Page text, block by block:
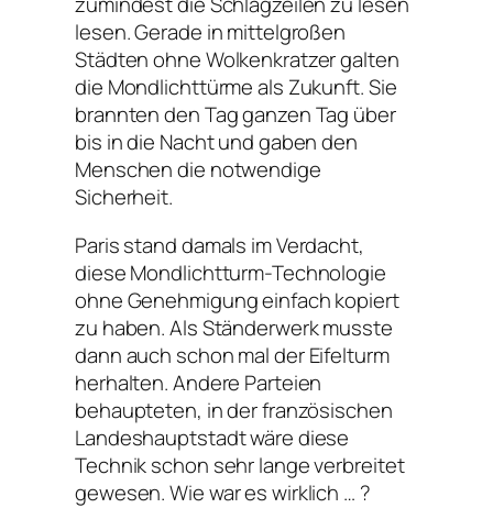
lesen. Gerade in mittelgroßen
Städten ohne Wolkenkratzer galten
die Mondlichttürme als Zukunft. Sie
brannten den Tag ganzen Tag über
bis in die Nacht und gaben den
Menschen die notwendige
Sicherheit.
Paris stand damals im Verdacht,
diese Mondlichtturm-Technologie
ohne Genehmigung einfach kopiert
zu haben. Als Ständerwerk musste
dann auch schon mal der Eifelturm
herhalten. Andere Parteien
behaupteten, in der französischen
Landeshauptstadt wäre diese
Technik schon sehr lange verbreitet
gewesen. Wie war es wirklich … ?